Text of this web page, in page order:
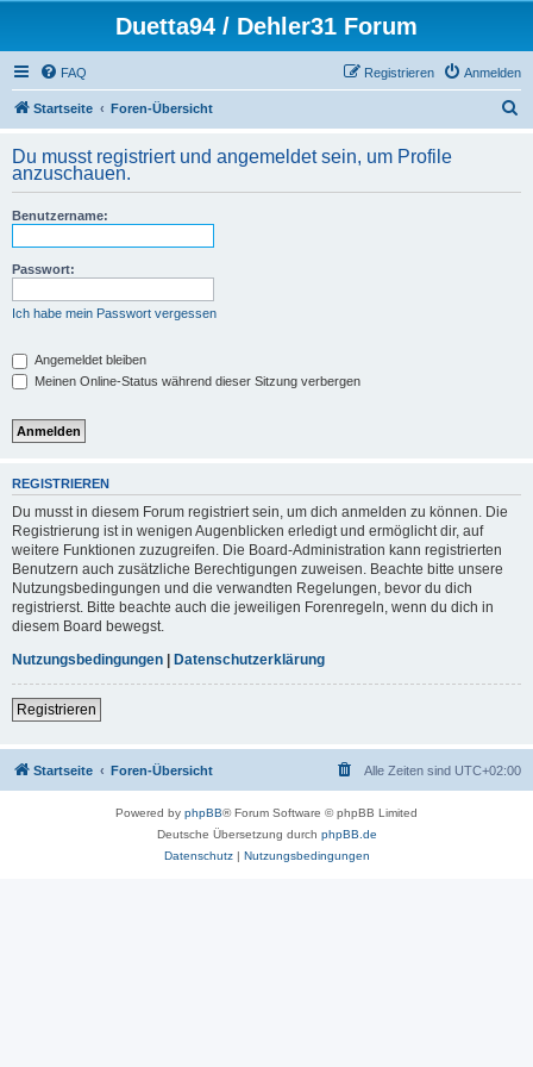
Duetta94 / Dehler31 Forum
FAQ Anmelden
Registrieren
Startseite Foren-Übersicht
h
Du musst registriert und angemeldet sein, um Profile
anzuschauen.
Benutzername:
Passwort:
Ich habe mein Passwort vergessen
Angemeldet bleiben
Meinen Online-Status während dieser Sitzung verbergen
REGISTRIEREN
Du musst in diesem Forum registriert sein, um dich anmelden zu können. Die
Registrierung ist in wenigen Augenblicken erledigt und ermöglicht dir, auf
weitere Funktionen zuzugreifen. Die Board-Administration kann registrierten
Benutzern auch zusätzliche Berechtigungen zuweisen. Beachte bitte unsere
Nutzungsbedingungen und die verwandten Regelungen, bevor du dich
registrierst. Bitte beachte auch die jeweiligen Forenregeln, wenn du dich in
diesem Board bewegst.
Nutzungsbedingungen | Datenschutzerklärung
Registrieren
Startseite Foren-Übersicht Alle Zeiten sind UTC+02:00
Powered by phpBB® Forum Software © phpBB Limited
Deutsche Übersetzung durch phpBB.de
Datenschutz| Nutzungsbedingungen